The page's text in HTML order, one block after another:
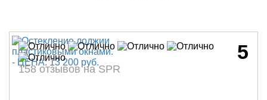
5
158 отзывов на SPR